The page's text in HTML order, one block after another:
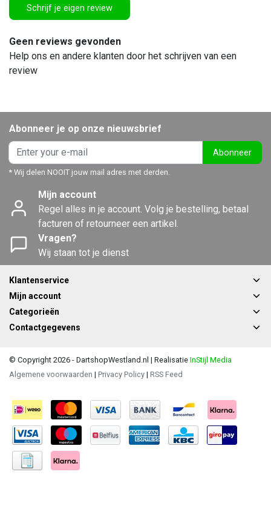
Schrijf je eigen review
Geen reviews gevonden
Help ons en andere klanten door het schrijven van een
review
Abonneer je op onze nieuwsbrief
Abonneer
* Wij delen NOOIT jouw mail adres met derden.
Mijn account
Regel alles in je account. Volg je bestelling, betaal
facturen of retourneer een artikel.
Vragen?
Wij staan tot je dienst
Klantenservice
Mijn account
Categorieën
Contactgegevens
© Copyright 2026 - DartshopWestland.nl | Realisatie InStijl Media
Algemene voorwaarden | Privacy Policy | RSS Feed